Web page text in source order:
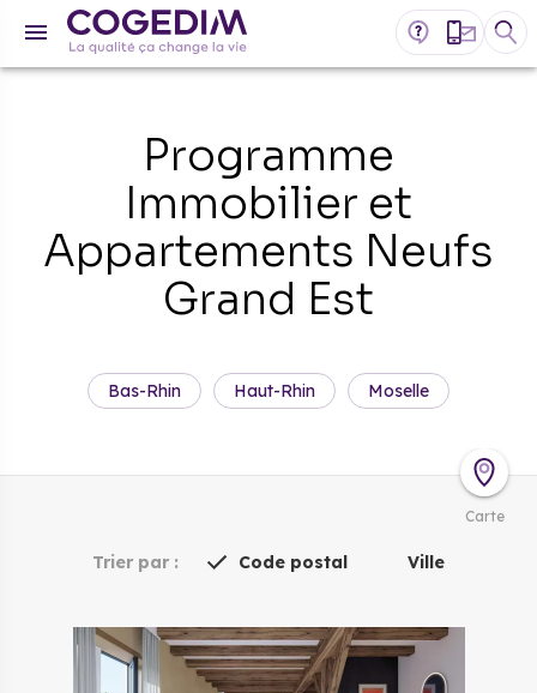
Programme
Immobilier et
Appartements Neufs
Grand Est
Bas-Rhin Haut-Rhin Moselle
Carte
Trier par : Code postal Ville